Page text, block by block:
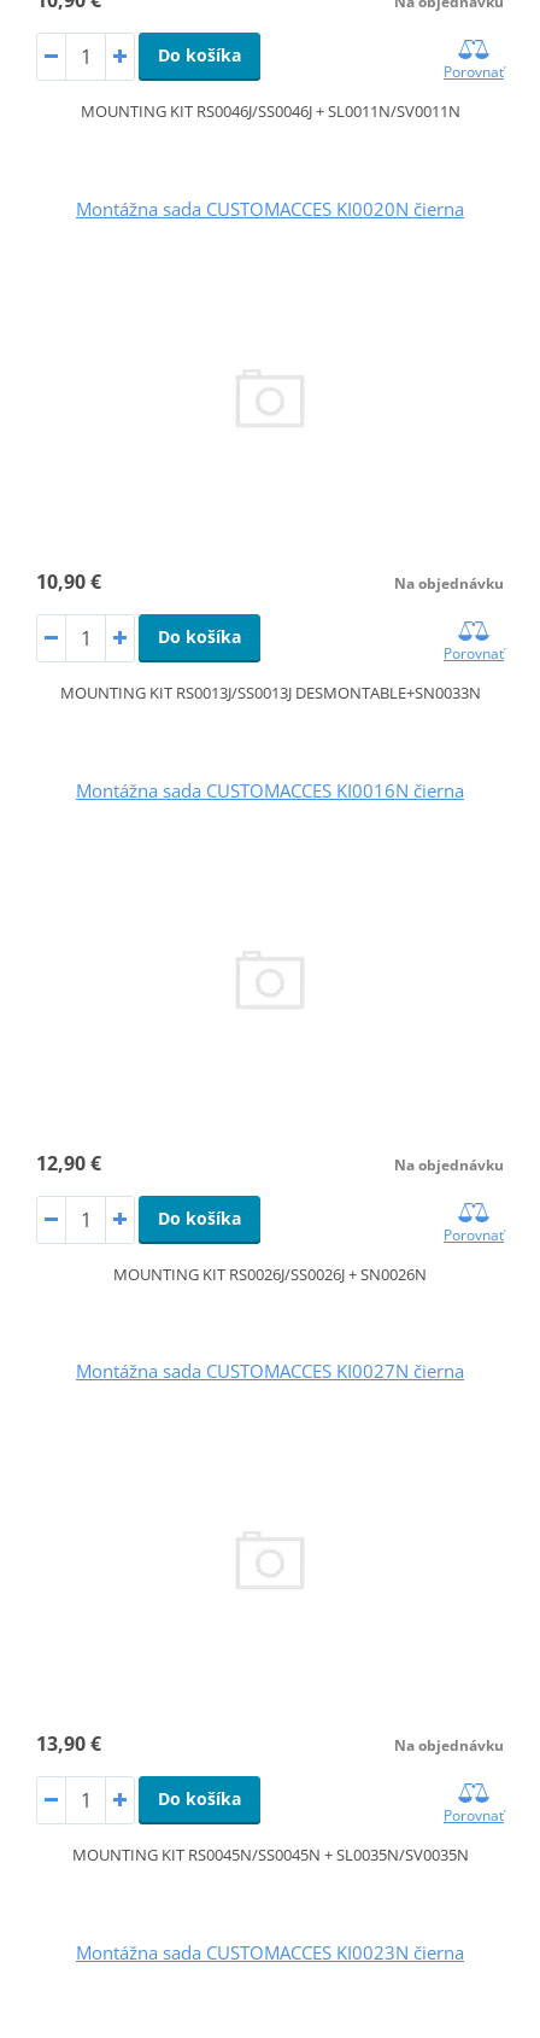
Do košíka
Porovnať
MOUNTING KIT RS0046J/SS0046J + SL0011N/SV0011N
Montážna sada CUSTOMACCES KI0020N čierna
10,90 € Na objednávku
Do košíka
Porovnať
MOUNTING KIT RS0013J/SS0013J DESMONTABLE+SN0033N
Montážna sada CUSTOMACCES KI0016N čierna
12,90 € Na objednávku
Do košíka
Porovnať
MOUNTING KIT RS0026J/SS0026J + SN0026N
Montážna sada CUSTOMACCES KI0027N čierna
13,90 € Na objednávku
Do košíka
Porovnať
MOUNTING KIT RS0045N/SS0045N + SL0035N/SV0035N
Montážna sada CUSTOMACCES KI0023N čierna